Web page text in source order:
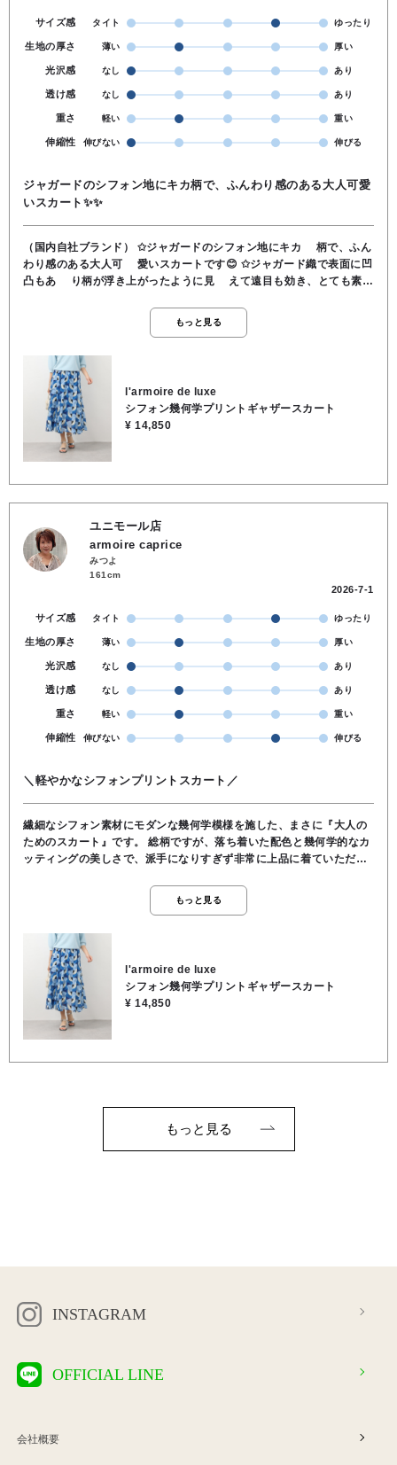
サイズ感 タイト ゆったり
生地の厚さ 薄い 厚い
光沢感 なし あり
透け感 なし あり
重さ 軽い 重い
伸縮性 伸びない 伸びる
ジャガードのシフォン地にキカ柄で、ふんわり感のある大人可愛
いスカート✨✨
（国内自社ブランド） ✩ジャガードのシフォン地にキカ 柄で、ふん
わり感のある大人可 愛いスカートです😊 ✩ジャガード織で表面に凹
凸もあ り柄が浮き上がったように見 えて遠目も効き、とても素敵
ンと履いて頂けて、ゴム上にも フリルが付くのでポイントに なり
履いて頂けます😄 ✩小柄な方にもくるぶし少し上で 履いて頂けま
流 れます😌 ✩素材… ポリエステル100% ✩取り扱い方法… 手洗い
もっと見る
l'armoire de luxe
シフォン幾何学プリントギャザースカート
¥ 14,850
ユニモール店
armoire caprice
みつよ
161cm
2026-7-1
サイズ感 タイト ゆったり
生地の厚さ 薄い 厚い
光沢感 なし あり
透け感 なし あり
重さ 軽い 重い
伸縮性 伸びない 伸びる
＼軽やかなシフォンプリントスカート／
繊細なシフォン素材にモダンな幾何学模様を施した、まさに『大人の
ためのスカート』です。 総柄ですが、落ち着いた配色と幾何学的なカ
ッティングの美しさで、派手になりすぎず非常に上品に着ていただけ
た透け感が出て、周りの視線を惹きつけるシルエットです。 穿き心地
は良く、ウエスト部分はシャーリングを効かせたギャザー仕様になっ
ます。 トップスをインしても綺麗に決まるデザインなのも嬉しいポイ
ントです。 シフォン素材はシワになりにくく、お取り扱いがラクなの
も日常使いにぴったりです。 ●ブルー系 ブルーは、身に纏うだけでパ
ッと気分が明るくなるような、非常に爽やかで華やかなカラーです。
同系色のサマーニットやカットソーと合わせると、今年らしいワント
ーンのレイヤードスタイルが楽しめます。 シルバーのサンダルやカゴ
スト 60cm ★スカート丈 86cm ●裏地/インナー あり ●ウエスト 総ゴ
もっと見る
l'armoire de luxe
シフォン幾何学プリントギャザースカート
¥ 14,850
もっと見る
INSTAGRAM
OFFICIAL LINE
会社概要